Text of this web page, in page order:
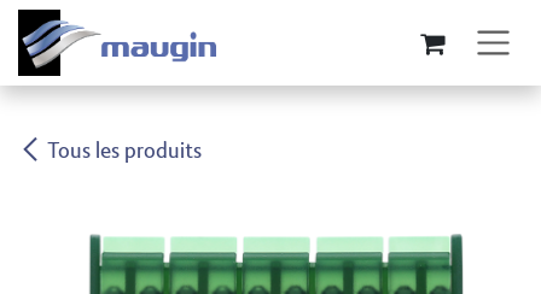
Se rendre au contenu
Tous les produits